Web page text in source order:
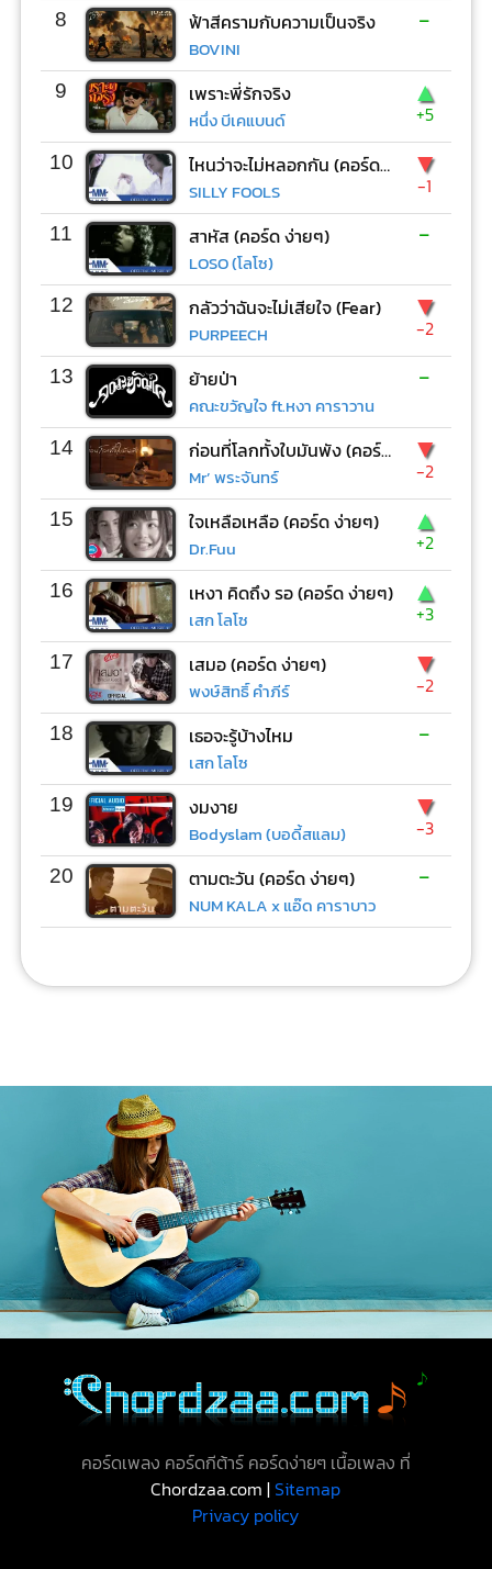
8 ฟ้าสีครามกับความเป็นจริง
BOVINI
-
9 เพราะพี่รักจริง
หนึ่ง บีเคแบนด์
▲
+5
10 ไหนว่าจะไม่หลอกกัน (คอร์ด ง่ายๆ)
SILLY FOOLS
▼
-1
11 สาหัส (คอร์ด ง่ายๆ)
LOSO (โลโซ)
-
12 กลัวว่าฉันจะไม่เสียใจ (Fear)
PURPEECH
▼
-2
13 ย้ายป่า
คณะขวัญใจ ft.หงา คาราวาน
-
14 ก่อนที่โลกทั้งใบมันพัง (คอร์ด ง่ายๆ)
Mr’ พระจันทร์
▼
-2
15 ใจเหลือเหลือ (คอร์ด ง่ายๆ)
Dr.Fuu
▲
+2
16 เหงา คิดถึง รอ (คอร์ด ง่ายๆ)
เสก โลโซ
▲
+3
17 เสมอ (คอร์ด ง่ายๆ)
พงษ์สิทธิ์ คำภีร์
▼
-2
18 เธอจะรู้บ้างไหม
เสก โลโซ
-
19 งมงาย
Bodyslam (บอดี้สแลม)
▼
-3
20 ตามตะวัน (คอร์ด ง่ายๆ)
NUM KALA x แอ๊ด คาราบาว
-
คอร์ดเพลง คอร์ดกีต้าร์ คอร์ดง่ายๆ เนื้อเพลง ที่
Chordzaa.com |Sitemap
Privacy policy